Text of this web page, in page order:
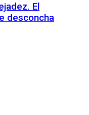
El
desconcha